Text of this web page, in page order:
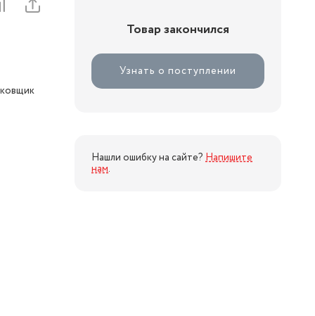
Товар закончился
Узнать о поступлении
Нашли ошибку на сайте? Напишите
нам.